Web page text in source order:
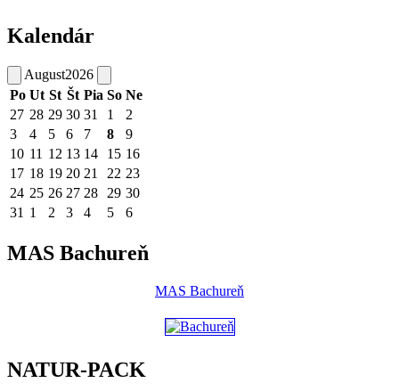
Kalendár
August2026
Po Ut St Št Pia So Ne
27 28 29 30 31 1
2
3
4 5 6 7 8
9
10 11 12 13 14 15 16
17 18 19 20 21 22 23
24 25 26 27 28 29 30
31 1 2 3 4 5 6
MAS Bachureň
MAS Bachureň
NATUR-PACK